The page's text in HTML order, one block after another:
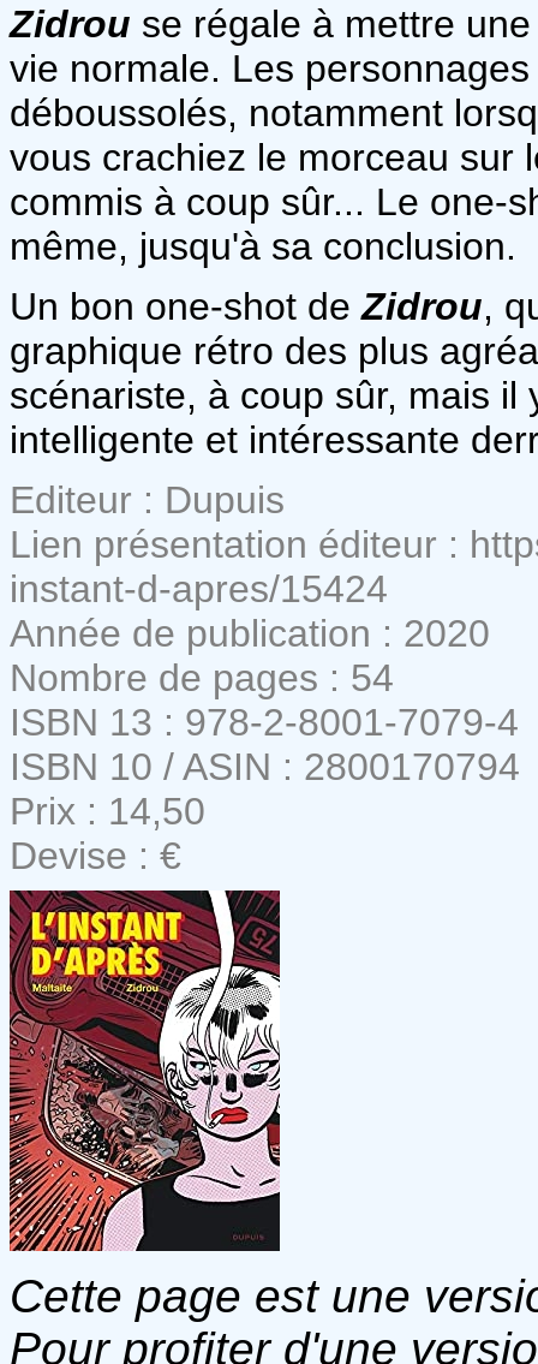
Zidrou se régale à mettre
vie normale. Les
déboussolés, notamment
vous crachiez le morceau sur
commis à coup sûr... Le one-
même, jusqu'à sa conclusion.
Un bon one-shot deZidrou,
graphique rétro des plus
scénariste, à coup sûr, mais
intelligente et intéressante
Editeur : Dupuis
Lien présentation éditeur :
instant-d-apres/15424
Année de publication : 2020
Nombre de pages : 54
ISBN 13 : 978-2-8001-7079-4
ISBN 10 / ASIN : 2800170794
Prix : 14,50
Devise : €
Cette page est une
Pour profiter d'une